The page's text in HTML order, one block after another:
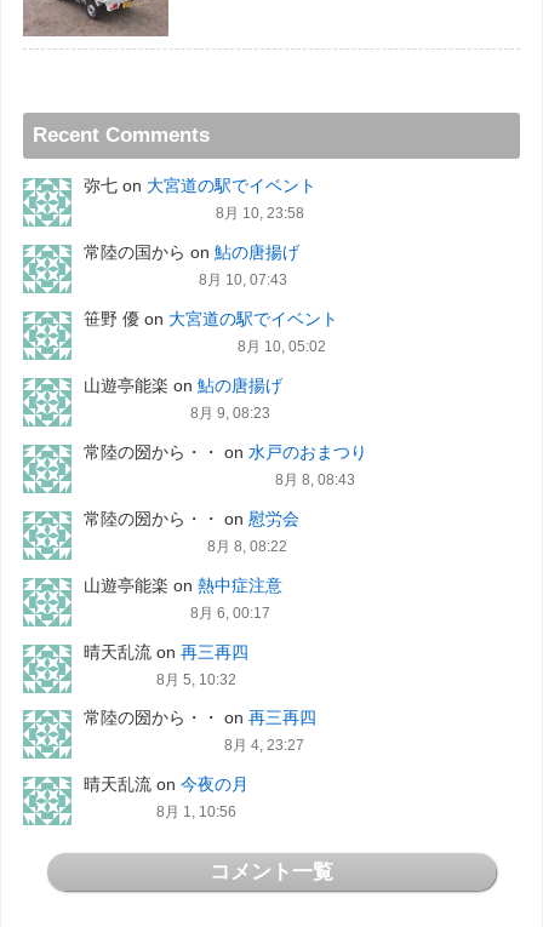
Recent Comments
弥七on 大宮道の駅でイベント
8月 10, 23:58
常陸の国から on 鮎の唐揚げ
8月 10, 07:43
笹野 優on 大宮道の駅でイベント
8月 10, 05:02
山遊亭能楽 on 鮎の唐揚げ
8月 9, 08:23
常陸の圀から・・ on 水戸のおまつり
8月 8, 08:43
常陸の圀から・・ on 慰労会
8月 8, 08:22
山遊亭能楽 on 熱中症注意
8月 6, 00:17
晴天乱流on 再三再四
8月 5, 10:32
常陸の圀から・・ on 再三再四
8月 4, 23:27
晴天乱流on 今夜の月
8月 1, 10:56
コメント一覧